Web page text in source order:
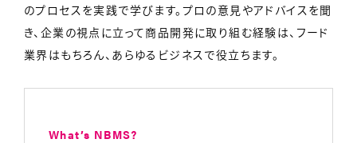
のプロセスを実践で学びます。プロの意見やアドバイスを聞
き、企業の視点に立って商品開発に取り組む経験は、フード
業界はもちろん、あらゆるビジネスで役立ちます。
What’s NBMS?